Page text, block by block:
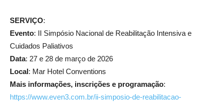
SERVIÇO:
Evento: II Simpósio Nacional de Reabilitação Intensiva e
Cuidados Paliativos
Data: 27 e 28 de março de 2026
Local: Mar Hotel Conventions
Mais informações, inscrições e programação:
https://www.even3.com.br/ii-simposio-de-reabilitacao-